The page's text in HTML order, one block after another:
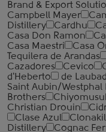
Brand & Export
Campbell Mayer
Distillery
Cardhu
Casa Don Ramon
Casa Maestri
Casa
Tequilera de Arandas
Cazadores
Cevico
d'Heberto
de
Saint Aubin/Westphal
Brothers
Christian Drouin
Clase Azul
Distillery
Cognac